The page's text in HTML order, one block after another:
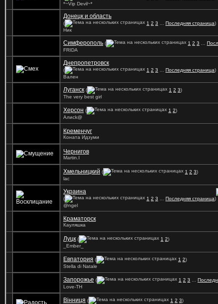
*~Vip Devil~*
Донецк и область
( 1 2 3 Последняя страница)
Ник
Симферополь ( 1 2 3
FRIDA
Днепропетровск
( 1 2 3 Последняя страница)
Вален
Луганск ( 1 2 3)
The very best girl
Херсон ( 1 2)
Алисk@
Кременчуг
Коната Идзуми
Чернигов
Martin.I
Хмельницкий ( 1 2 3)
lac
Украина
( 1 2 3 Последняя страница)
@ngel
Краматорск
Кауляшка
Луцк ( 1 2)
_Ember_
Евпатория ( 1 2)
Stella di Natale
Запорожье ( 1 2 3
Love-TH
Вінниця ( 1 2 3)